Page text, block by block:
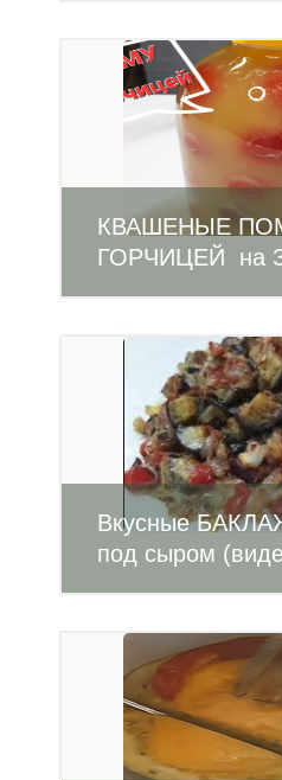
КВАШЕНЫЕ
ГОРЧИЦЕЙ на
Вкусные
под сыром